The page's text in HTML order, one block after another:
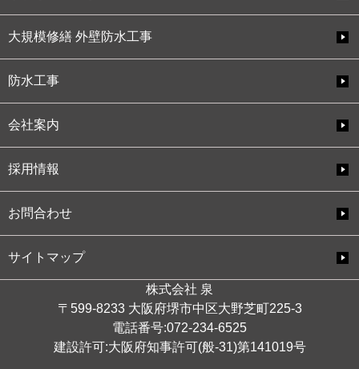
大規模修繕 外壁防水工事
防水工事
会社案内
採用情報
お問合わせ
サイトマップ
株式会社 泉
〒599-8233 大阪府堺市中区大野芝町225-3
電話番号:072-234-6525
建設許可:大阪府知事許可(般-31)第141019号